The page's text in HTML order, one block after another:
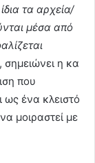
τα αρχεία/
μέσα από
, σημειώνει η κα
που
ως ένα κλειστό
μοιραστεί με